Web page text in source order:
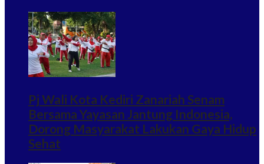
Pj Wali Kota Kediri Zanariah Senam
Bersama Yayasan Jantung Indonesia,
Dorong Masyarakat Lakukan Gaya Hidup
Sehat